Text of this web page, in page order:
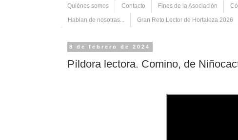
Quiénes somos Contacto Fines de la Asociación
Hablan de nosotras... Gran Reto Lector de Hortaleza 2026
8 de febrero de 2024
Píldora lectora. Comino, de